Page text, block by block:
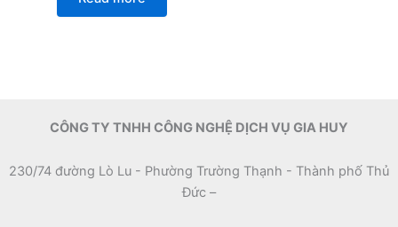
CÔNG TY TNHH CÔNG NGHỆ DỊCH VỤ GIA HUY
230/74 đường Lò Lu - Phường Trường Thạnh - Thành phố Thủ
Đức –